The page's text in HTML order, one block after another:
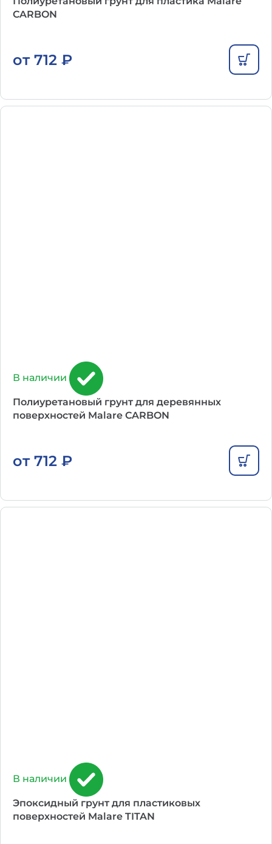
CARBON
от 712 ₽
В наличии
Полиуретановый грунт для деревянных
поверхностей Malare CARBON
от 712 ₽
В наличии
Эпоксидный грунт для пластиковых
поверхностей Malare TITAN